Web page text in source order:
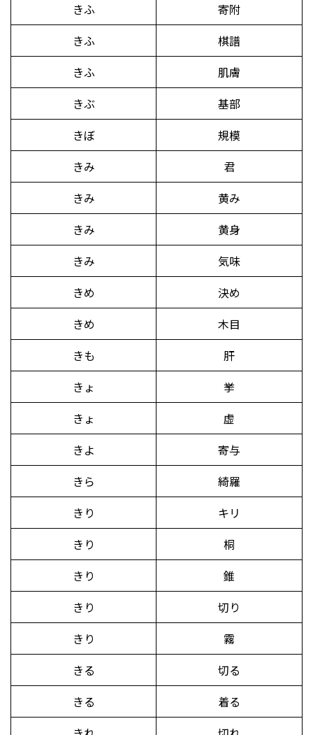
きふ
寄附
きふ
棋譜
きふ
肌膚
きぶ
基部
きぼ
規模
きみ
君
きみ
黄み
きみ
黄身
きみ
気味
きめ
決め
きめ
木目
きも
肝
きょ
挙
きょ
虚
きよ
寄与
きら
綺羅
きり
キリ
きり
桐
きり
錐
きり
切り
きり
霧
きる
切る
きる
着る